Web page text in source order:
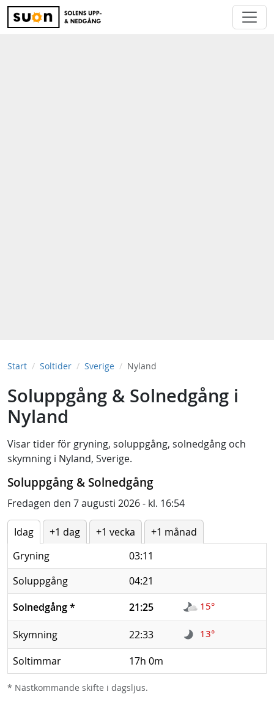
Start Soltider Sverige Nyland
Soluppgång & Solnedgång i
Nyland
Visar tider för gryning, soluppgång, solnedgång och
skymning i Nyland, Sverige.
Soluppgång & Solnedgång
Fredagen den 7 augusti 2026 - kl. 16:54
Idag +1 dag +1 vecka
+1 månad
Gryning
03:11
Soluppgång
04:21
Solnedgång* 21:25 15°
Skymning 22:33 13°
Soltimmar 17h 0m
* Nästkommande skifte i dagsljus.